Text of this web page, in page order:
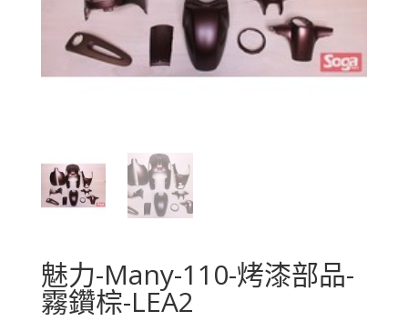
魅力-Many-110-烤漆部品-
霧鑽棕-LEA2